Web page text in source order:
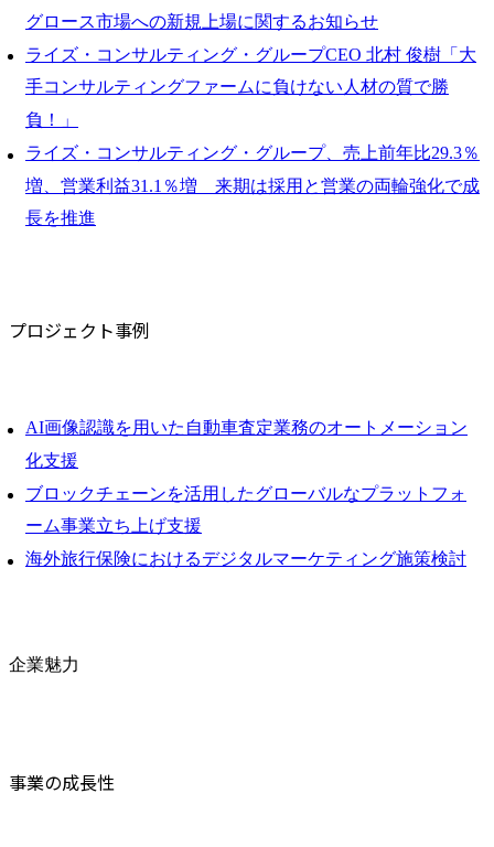
グロース市場への新規上場に関するお知らせ
ライズ・コンサルティング・グループCEO 北村 俊樹「大
手コンサルティングファームに負けない人材の質で勝
負！」
ライズ・コンサルティング・グループ、売上前年比29.3％
増、営業利益31.1％増 来期は採用と営業の両輪強化で成
長を推進
プロジェクト事例
AI画像認識を用いた自動車査定業務のオートメーション
化支援
ブロックチェーンを活用したグローバルなプラットフォ
ーム事業立ち上げ支援
海外旅行保険におけるデジタルマーケティング施策検討
企業魅力
事業の成長性